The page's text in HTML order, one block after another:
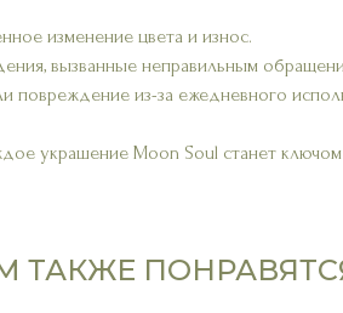
изменение цвета и износ.
вызванные неправильным
повреждение из-за ежедневного
украшение Moon Soul станет
ТАКЖЕ